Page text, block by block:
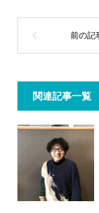
関連記事一覧